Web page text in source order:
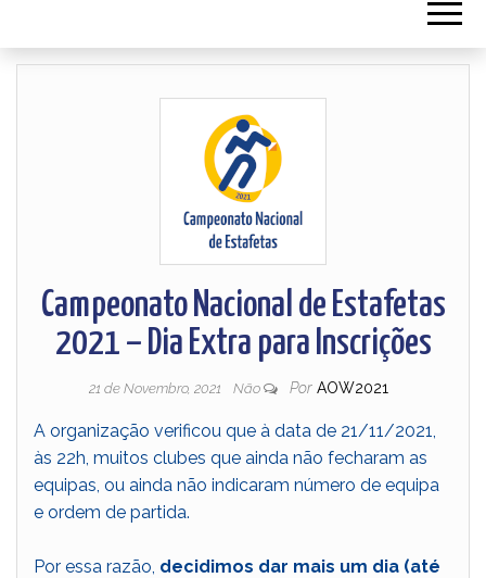
Campeonato Nacional de Estafetas
2021 – Dia Extra para Inscrições
21 de Novembro, 2021 Não Por AOW2021
A organização verificou que à data de 21/11/2021,
às 22h, muitos clubes que ainda não fecharam as
equipas, ou ainda não indicaram número de equipa
e ordem de partida.
Por essa razão, decidimos dar mais um dia (até